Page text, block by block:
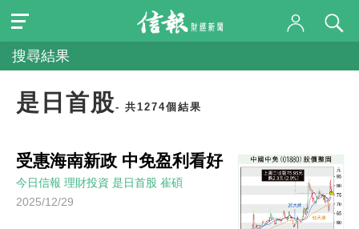
搜尋結果
是日首股- 共1274個結果
受惠海南新政 中免盈利看好
今日信報 理財投資 是日首股 崔碩
2025/12/29